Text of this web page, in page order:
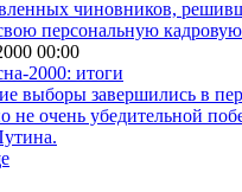
чиновников,
персональную
00:00
2000: итоги
выборы завершились в
не очень убедительной